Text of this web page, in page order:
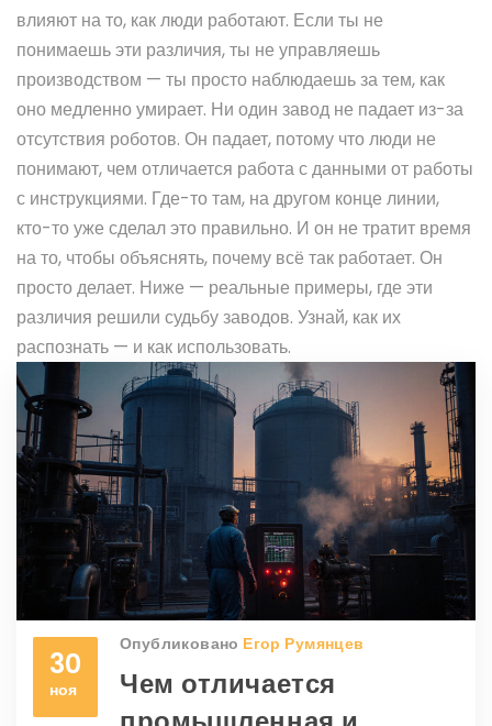
влияют на то, как люди работают. Если ты не
понимаешь эти различия, ты не управляешь
производством — ты просто наблюдаешь за тем, как
оно медленно умирает. Ни один завод не падает из-за
отсутствия роботов. Он падает, потому что люди не
понимают, чем отличается работа с данными от работы
с инструкциями. Где-то там, на другом конце линии,
кто-то уже сделал это правильно. И он не тратит время
на то, чтобы объяснять, почему всё так работает. Он
просто делает. Ниже — реальные примеры, где эти
различия решили судьбу заводов. Узнай, как их
распознать — и как использовать.
30
ноя
Опубликовано Егор Румянцев
Чем отличается